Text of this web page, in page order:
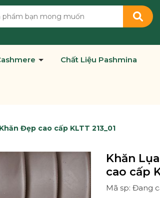
Chất Liệu Pashmina
Đẹp cao cấp KLTT 213_01
Khăn
cao cấp
Mã sp: Đang